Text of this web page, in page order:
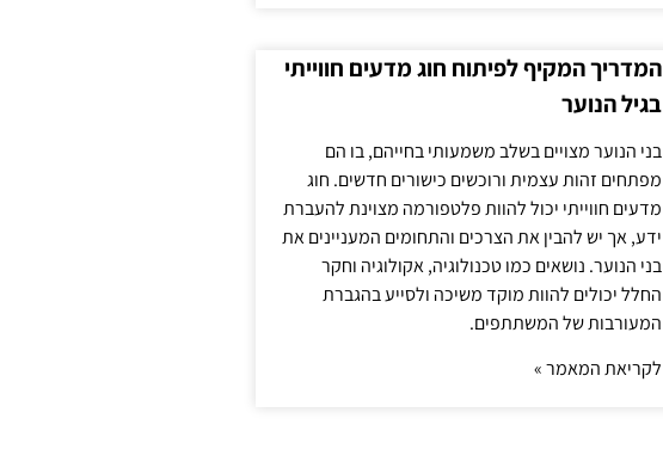
המדריך המקיף לפיתוח חוג מדעים חווייתי
בגיל הנוער
בני הנוער מצויים בשלב משמעותי בחייהם, בו הם
מפתחים זהות עצמית ורוכשים כישורים חדשים. חוג
מדעים חווייתי יכול להוות פלטפורמה מצוינת להעברת
ידע, אך יש להבין את הצרכים והתחומים המעניינים את
בני הנוער. נושאים כמו טכנולוגיה, אקולוגיה וחקר
החלל יכולים להוות מוקד משיכה ולסייע בהגברת
המעורבות של המשתתפים.
לקריאת המאמר »